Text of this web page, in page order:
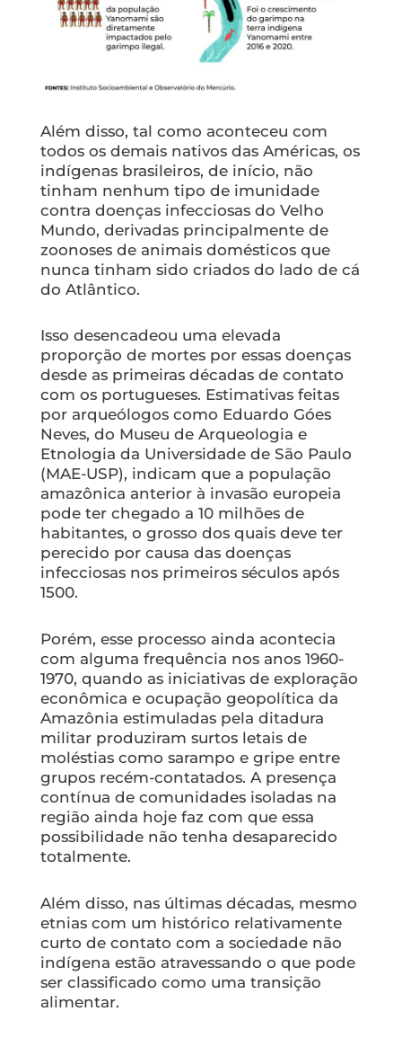
Além disso, tal como aconteceu com
todos os demais nativos das Américas, os
indígenas brasileiros, de início, não
tinham nenhum tipo de imunidade
contra doenças infecciosas do Velho
Mundo, derivadas principalmente de
zoonoses de animais domésticos que
nunca tinham sido criados do lado de cá
do Atlântico.
Isso desencadeou uma elevada
proporção de mortes por essas doenças
desde as primeiras décadas de contato
com os portugueses. Estimativas feitas
por arqueólogos como Eduardo Góes
Neves, do Museu de Arqueologia e
Etnologia da Universidade de São Paulo
(MAE-USP), indicam que a população
amazônica anterior à invasão europeia
pode ter chegado a 10 milhões de
habitantes, o grosso dos quais deve ter
perecido por causa das doenças
infecciosas nos primeiros séculos após
1500.
Porém, esse processo ainda acontecia
com alguma frequência nos anos 1960-
1970, quando as iniciativas de exploração
econômica e ocupação geopolítica da
Amazônia estimuladas pela ditadura
militar produziram surtos letais de
moléstias como sarampo e gripe entre
grupos recém-contatados. A presença
contínua de comunidades isoladas na
região ainda hoje faz com que essa
possibilidade não tenha desaparecido
totalmente.
Além disso, nas últimas décadas, mesmo
etnias com um histórico relativamente
curto de contato com a sociedade não
indígena estão atravessando o que pode
ser classificado como uma transição
alimentar.